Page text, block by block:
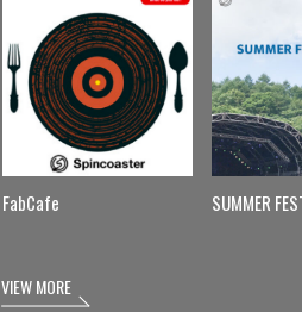
FabCafe SUMMER
VIEW MORE